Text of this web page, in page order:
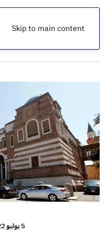
Skip to main content
الرئيسية
5 يوليو 2022